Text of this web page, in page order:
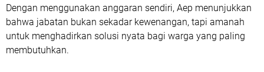
Dengan menggunakan anggaran sendiri, Aep menunjukkan
bahwa jabatan bukan sekadar kewenangan, tapi amanah
untuk menghadirkan solusi nyata bagi warga yang paling
membutuhkan.